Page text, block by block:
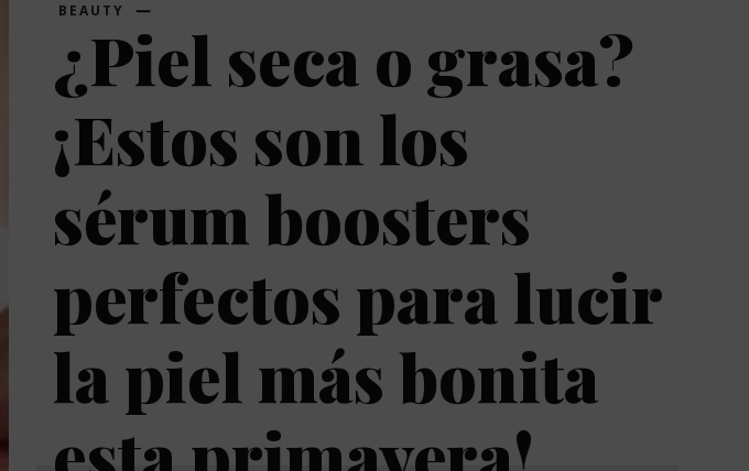
BEAUTY
¿Piel seca o grasa?
¡Estos son los
sérum boosters
perfectos para lucir
la piel más bonita